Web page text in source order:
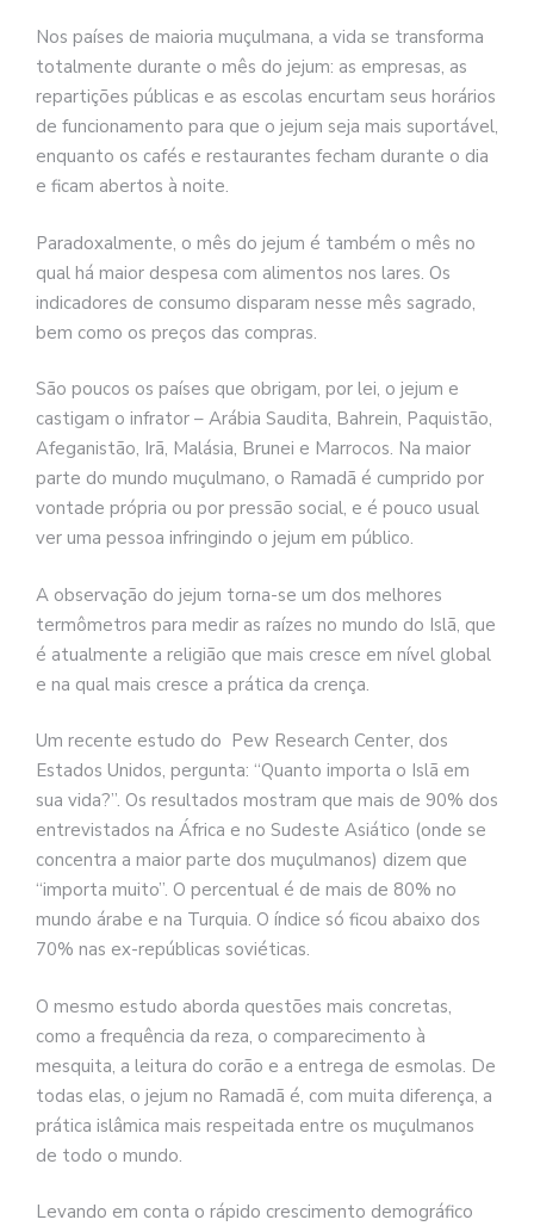
Nos países de maioria muçulmana, a vida se transforma
totalmente durante o mês do jejum: as empresas, as
repartições públicas e as escolas encurtam seus horários
de funcionamento para que o jejum seja mais suportável,
enquanto os cafés e restaurantes fecham durante o dia
e ficam abertos à noite.
Paradoxalmente, o mês do jejum é também o mês no
qual há maior despesa com alimentos nos lares. Os
indicadores de consumo disparam nesse mês sagrado,
bem como os preços das compras.
São poucos os países que obrigam, por lei, o jejum e
castigam o infrator – Arábia Saudita, Bahrein, Paquistão,
Afeganistão, Irã, Malásia, Brunei e Marrocos. Na maior
parte do mundo muçulmano, o Ramadã é cumprido por
vontade própria ou por pressão social, e é pouco usual
ver uma pessoa infringindo o jejum em público.
A observação do jejum torna-se um dos melhores
termômetros para medir as raízes no mundo do Islã, que
é atualmente a religião que mais cresce em nível global
e na qual mais cresce a prática da crença.
Um recente estudo do Pew Research Center, dos
Estados Unidos, pergunta: “Quanto importa o Islã em
sua vida?”. Os resultados mostram que mais de 90% dos
entrevistados na África e no Sudeste Asiático (onde se
concentra a maior parte dos muçulmanos) dizem que
“importa muito”. O percentual é de mais de 80% no
mundo árabe e na Turquia. O índice só ficou abaixo dos
70% nas ex-repúblicas soviéticas.
O mesmo estudo aborda questões mais concretas,
como a frequência da reza, o comparecimento à
mesquita, a leitura do corão e a entrega de esmolas. De
todas elas, o jejum no Ramadã é, com muita diferença, a
prática islâmica mais respeitada entre os muçulmanos
de todo o mundo.
Levando em conta o rápido crescimento demográfico